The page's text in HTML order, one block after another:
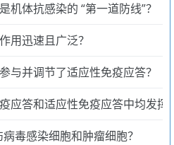
机体抗感染的 “第一道防线”？
用迅速且广泛？
与并调节了适应性免疫应答？
应答和适应性免疫应答中均发挥
毒感染细胞和肿瘤细胞？